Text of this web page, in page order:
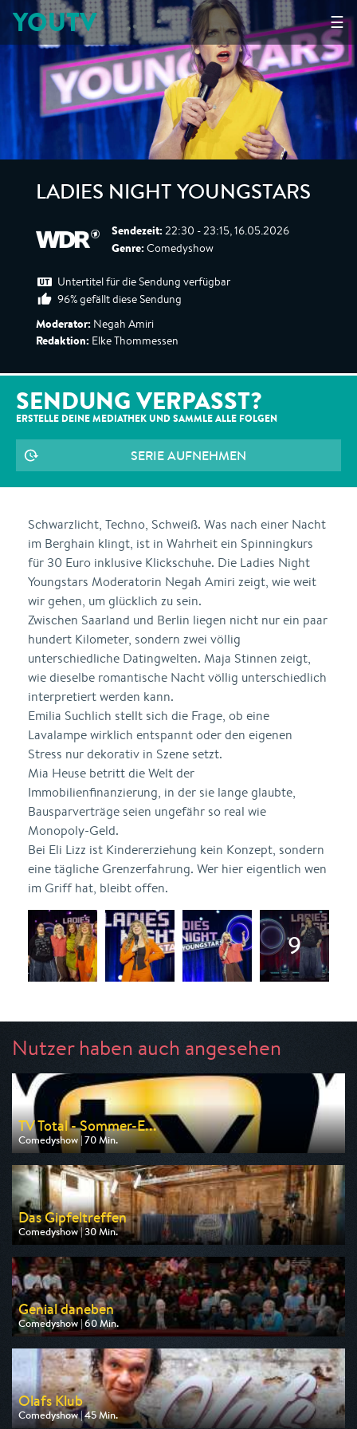
☰
YOUTV
LADIES NIGHT YOUNGSTARS
Sendezeit: 22:30 - 23:15, 16.05.2026
Genre: Comedyshow
Untertitel für die Sendung verfügbar
96% gefällt diese Sendung
Moderator: Negah Amiri
Redaktion: Elke Thommessen
SENDUNG VERPASST?
ERSTELLE DEINE MEDIATHEK UND SAMMLE ALLE FOLGEN
SERIE AUFNEHMEN
Schwarzlicht, Techno, Schweiß. Was nach einer Nacht
im Berghain klingt, ist in Wahrheit ein Spinningkurs
für 30 Euro inklusive Klickschuhe. Die Ladies Night
Youngstars Moderatorin Negah Amiri zeigt, wie weit
wir gehen, um glücklich zu sein.
Zwischen Saarland und Berlin liegen nicht nur ein paar
hundert Kilometer, sondern zwei völlig
unterschiedliche Datingwelten. Maja Stinnen zeigt,
wie dieselbe romantische Nacht völlig unterschiedlich
interpretiert werden kann.
Emilia Suchlich stellt sich die Frage, ob eine
Lavalampe wirklich entspannt oder den eigenen
Stress nur dekorativ in Szene setzt.
Mia Heuse betritt die Welt der
Immobilienfinanzierung, in der sie lange glaubte,
Bausparverträge seien ungefähr so real wie
Monopoly-Geld.
Bei Eli Lizz ist Kindererziehung kein Konzept, sondern
eine tägliche Grenzerfahrung. Wer hier eigentlich wen
im Griff hat, bleibt offen.
Nutzer haben auch angesehen
TV Total - Sommer-E...
Comedyshow | 70 Min.
Ausgestrahlt von Pro 7
am 11.08.2026, 20:15
Das Gipfeltreffen
Comedyshow | 30 Min.
Ausgestrahlt von ARD
am 13.08.2026, 23:50
Genial daneben
Comedyshow | 60 Min.
Ausgestrahlt von RTLZWEI
am 13.08.2026, 20:15
Olafs Klub
Comedyshow | 45 Min.